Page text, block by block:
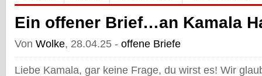
Ein offener Brief…an Kamala
Von Wolke, 28.04.25 - offene Briefe
Liebe Kamala, gar keine Frage, du wirst es! Wir